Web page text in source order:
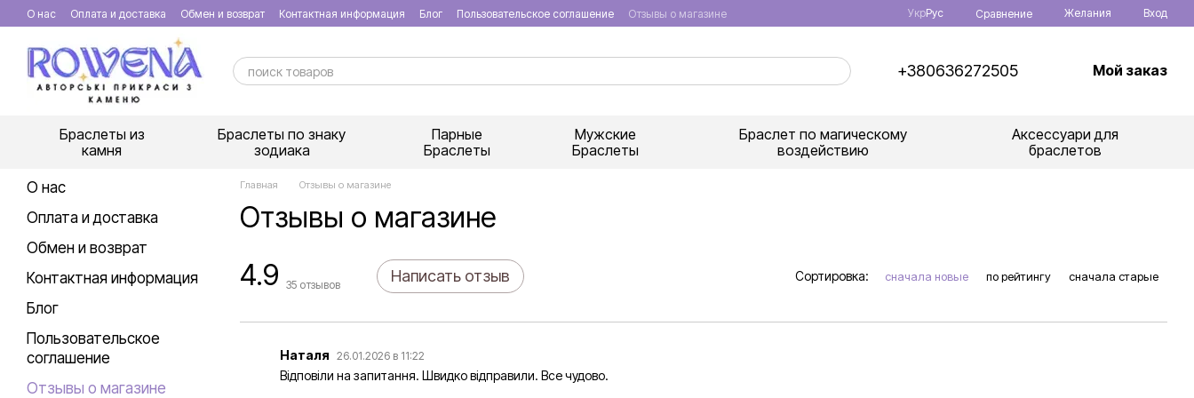
Перейти к основному контенту
О нас Оплата и доставка Обмен и возврат Контактная информация Блог Пользовательское соглашение Отзывы о магазине УкрРус Сравнение Желания Вход
+380636272505 Мой заказ
Браслеты из
камня
Браслеты по знаку
зодиака
Парные
Браслеты
Мужские
Браслеты
Браслет по магическому
воздействию
Аксессуари для
браслетов
Главная Отзывы о магазине
Отзывы о магазине
4.9 35 отзывов Написать отзыв Сортировка: сначала новые по рейтингу сначала старые
Наталя 26.01.2026 в 11:22
Відповіли на запитання. Швидко відправили. Все чудово.
О нас
Оплата и доставка
Обмен и возврат
Контактная информация
Блог
Пользовательское
соглашение
Отзывы о магазине